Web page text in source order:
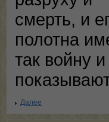
смерть, и
полотна
так войну и
Далее